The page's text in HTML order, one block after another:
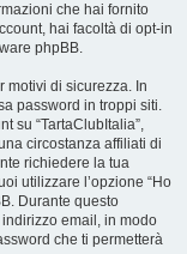
che hai fornito
hai facoltà di opt-in
phpBB.
motivi di sicurezza. In
password in troppi siti.
su “TartaClubItalia”,
circostanza affiliati di
richiedere la tua
utilizzare l’opzione “Ho
Durante questo
email, in modo
che ti permetterà